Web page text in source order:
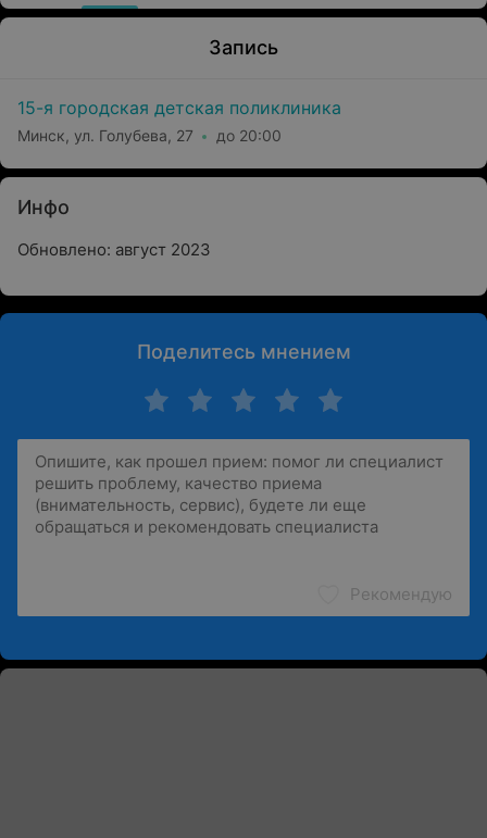
Запись
15-я городская детская поликлиника
Минск, ул. Голубева, 27 до 20:00
Инфо
Обновлено: август 2023
Поделитесь мнением
Рекомендую